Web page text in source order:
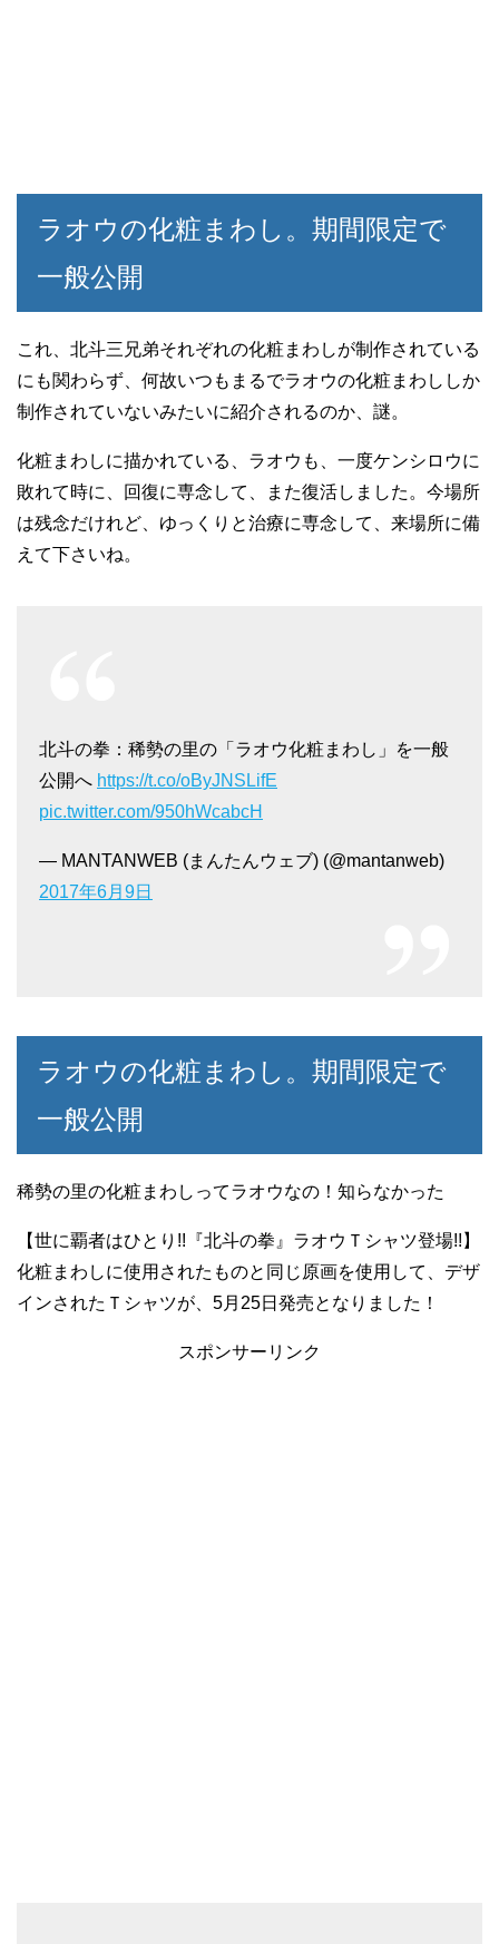
ラオウの化粧まわし。期間限定で
一般公開
これ、北斗三兄弟それぞれの化粧まわしが制作されている
にも関わらず、何故いつもまるでラオウの化粧まわししか
制作されていないみたいに紹介されるのか、謎。
化粧まわしに描かれている、ラオウも、一度ケンシロウに
敗れて時に、回復に専念して、また復活しました。今場所
は残念だけれど、ゆっくりと治療に専念して、来場所に備
えて下さいね。
北斗の拳：稀勢の里の「ラオウ化粧まわし」を一般
公開へ https://t.co/oByJNSLifE
pic.twitter.com/950hWcabcH
— MANTANWEB (まんたんウェブ) (@mantanweb)
2017年6月9日
ラオウの化粧まわし。期間限定で
一般公開
稀勢の里の化粧まわしってラオウなの！知らなかった
【世に覇者はひとり!!『北斗の拳』ラオウＴシャツ登場!!】
化粧まわしに使用されたものと同じ原画を使用して、デザ
インされたＴシャツが、5月25日発売となりました！
スポンサーリンク